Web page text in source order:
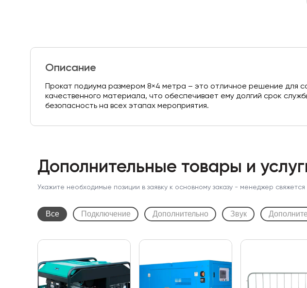
Описание
Прокат подиума размером 8×4 метра – это отличное решение для
качественного материала, что обеспечивает ему долгий срок
безопасность на всех этапах мероприятия.
Дополнительные товары и
Укажите необходимые позиции в заявку к основному заказу - менеджер
Все Подключение Дополнительно Звук